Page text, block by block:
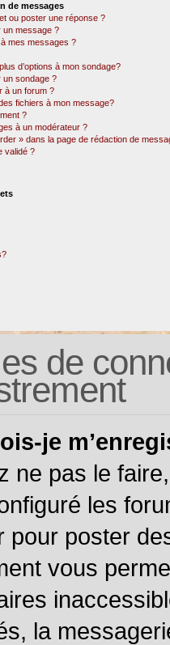
de messages
ou poster une réponse ?
un message ?
mes messages ?
d’options à mon sondage?
un sondage ?
à un forum ?
fichiers à mon message?
?
à un modérateur ?
» dans la page de rédaction de
validé ?
de
je
ne pas le
les
pour poster
vous
la